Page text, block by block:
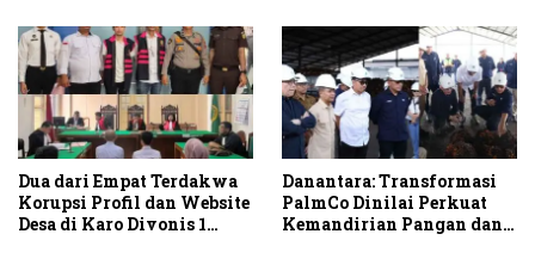
Dua dari Empat Terdakwa
Korupsi Profil dan Website
Desa di Karo Divonis 1
Danantara: Transformasi
PalmCo Dinilai Perkuat
Kemandirian Pangan dan